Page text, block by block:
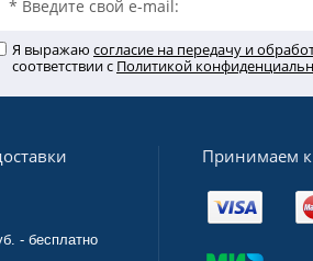
Я выражаю согласие на передачу и
соответствии с Политикой
- бесплатно
Принимаем к